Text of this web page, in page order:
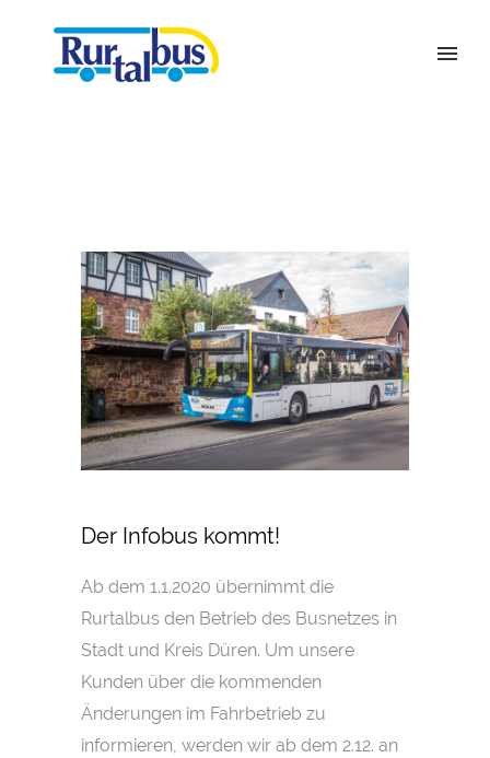
Der Infobus kommt!
Ab dem 1.1.2020 übernimmt die
Rurtalbus den Betrieb des Busnetzes in
Stadt und Kreis Düren. Um unsere
Kunden über die kommenden
Änderungen im Fahrbetrieb zu
informieren, werden wir ab dem 2.12. an